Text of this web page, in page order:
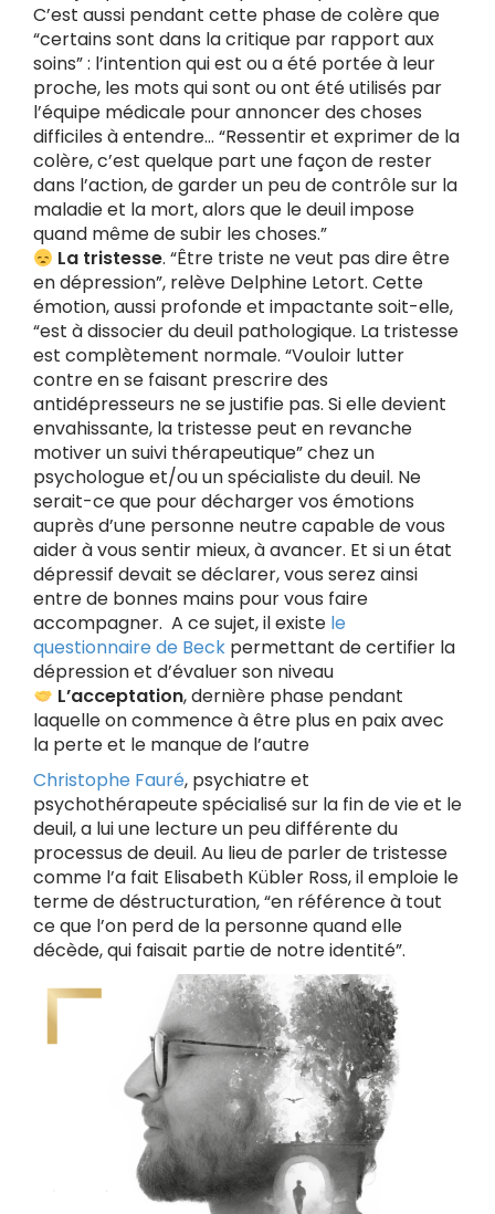
C’est aussi pendant cette phase de colère que
“certains sont dans la critique par rapport aux
soins” : l’intention qui est ou a été portée à leur
proche, les mots qui sont ou ont été utilisés par
l’équipe médicale pour annoncer des choses
difficiles à entendre… “Ressentir et exprimer de la
colère, c’est quelque part une façon de rester
dans l’action, de garder un peu de contrôle sur la
maladie et la mort, alors que le deuil impose
quand même de subir les choses.”
La tristesse. “Être triste ne veut pas dire être
en dépression”, relève Delphine Letort. Cette
émotion, aussi profonde et impactante soit-elle,
“est à dissocier du deuil pathologique. La tristesse
est complètement normale. “Vouloir lutter
contre en se faisant prescrire des
antidépresseurs ne se justifie pas. Si elle devient
envahissante, la tristesse peut en revanche
motiver un suivi thérapeutique” chez un
psychologue et/ou un spécialiste du deuil. Ne
serait-ce que pour décharger vos émotions
auprès d’une personne neutre capable de vous
aider à vous sentir mieux, à avancer. Et si un état
dépressif devait se déclarer, vous serez ainsi
entre de bonnes mains pour vous faire
accompagner. A ce sujet, il existe le
questionnaire de Beck permettant de certifier la
dépression et d’évaluer son niveau
L’acceptation, dernière phase pendant
laquelle on commence à être plus en paix avec
la perte et le manque de l’autre
Christophe Fauré, psychiatre et
psychothérapeute spécialisé sur la fin de vie et le
deuil, a lui une lecture un peu différente du
processus de deuil. Au lieu de parler de tristesse
comme l’a fait Elisabeth Kübler Ross, il emploie le
terme de déstructuration, “en référence à tout
ce que l’on perd de la personne quand elle
décède, qui faisait partie de notre identité”.